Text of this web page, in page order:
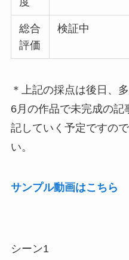
総合
評価
検証中
＊上記の採点は後日、
6月の作品で未完成の記
記していく予定ですの
い。
サンプル動画はこちら
シーン1